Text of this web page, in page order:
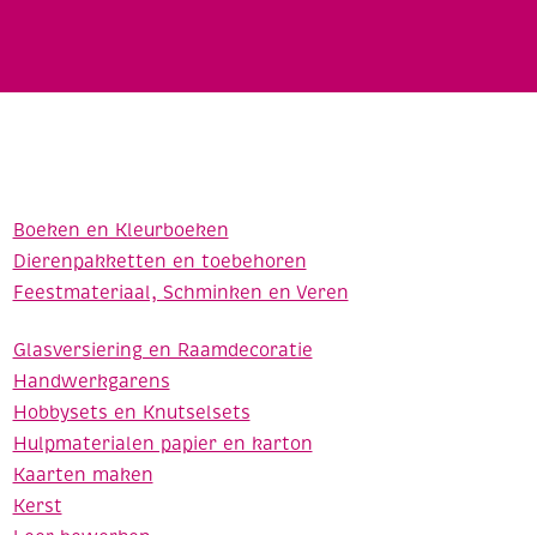
Boeken en Kleurboeken
Dierenpakketten en toebehoren
Feestmateriaal, Schminken en Veren
Glasversiering en Raamdecoratie
Handwerkgarens
Hobbysets en Knutselsets
Hulpmaterialen papier en karton
Kaarten maken
Kerst